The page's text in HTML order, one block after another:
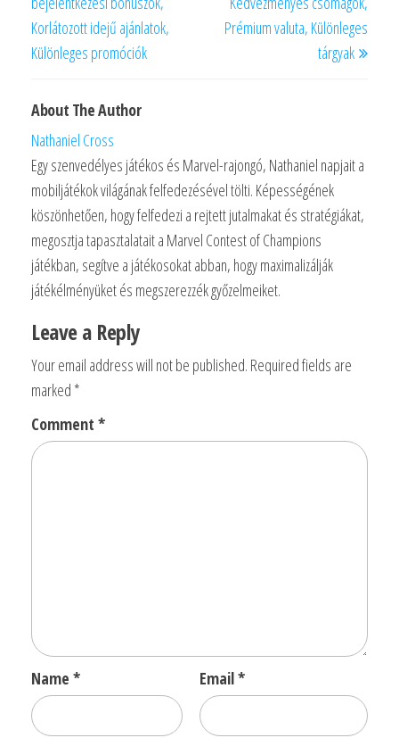
Korlátozott idejű ajánlatok,
Különleges promóciók
Prémium valuta, Különleges
tárgyak
About The Author
Nathaniel Cross
Egy szenvedélyes játékos és Marvel-rajongó, Nathaniel napjait a
mobiljátékok világának felfedezésével tölti. Képességének
köszönhetően, hogy felfedezi a rejtett jutalmakat és stratégiákat,
megosztja tapasztalatait a Marvel Contest of Champions
játékban, segítve a játékosokat abban, hogy maximalizálják
játékélményüket és megszerezzék győzelmeiket.
Leave a Reply
Your email address will not be published. Required fields are
marked *
Comment *
Name * Email*